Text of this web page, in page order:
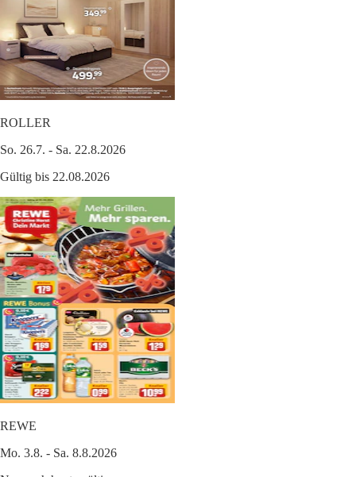
ROLLER
So. 26.7. - Sa. 22.8.2026
Gültig bis 22.08.2026
REWE
Mo. 3.8. - Sa. 8.8.2026